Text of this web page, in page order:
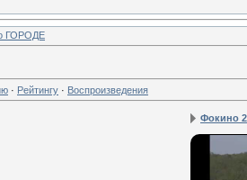
ГОРОДЕ
· Рейтингу · Воспроизведения
Фокино